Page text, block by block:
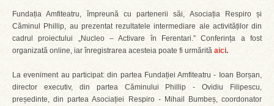
Fundația Amfiteatru, împreună cu partenerii săi, Asociația Respiro și
Căminul Phillip, au prezentat rezultatele intermediare ale activităților din
cadrul proiectului „Nucleo – Activare în Ferentari.” Conferința a fost
organizată online, iar înregistrarea acesteia poate fi urmărită aici.
La eveniment au participat: din partea Fundației Amfiteatru - Ioan Borșan,
director executiv, din partea Căminului Phillip - Ovidiu Filipescu,
președinte, din partea Asociației Respiro - Mihail Bumbeș, coordonator